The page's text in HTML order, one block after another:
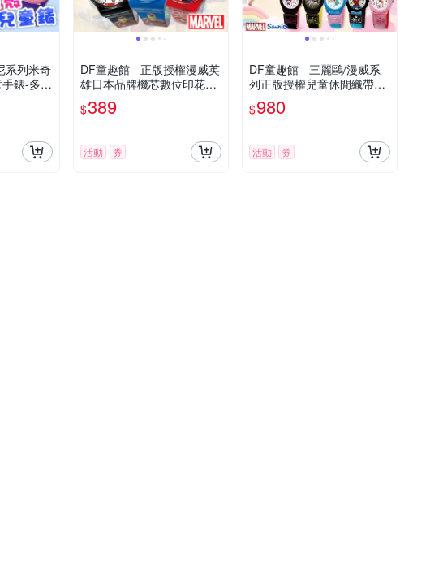
系列米奇
錶-多款
DF童趣館 - 正版授權漫威英
雄日本品牌機芯數位印花兒
童手錶
$389
活動 券
DF童趣館 - 三麗鷗/漫威系
列正版授權兒童休閒織帶錶
- 多款可選
$980
活動 券